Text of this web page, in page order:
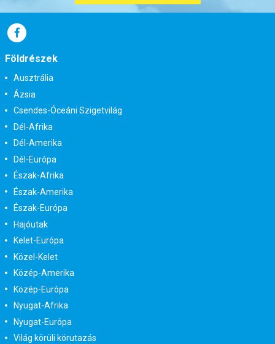
Földrészek
Ausztrália
Ázsia
Csendes-Óceáni Szigetvilág
Dél-Afrika
Dél-Amerika
Dél-Európa
Észak-Afrika
Észak-Amerika
Észak-Európa
Hajóutak
Kelet-Európa
Közel-Kelet
Közép-Amerika
Közép-Európa
Nyugat-Afrika
Nyugat-Európa
Világ körüli körutazás